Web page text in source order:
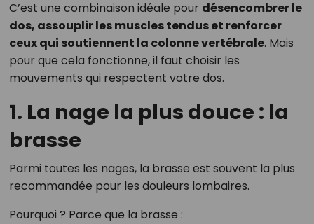
C’est une combinaison idéale pour désencombrer le
dos, assouplir les muscles tendus et renforcer
ceux qui soutiennent la colonne vertébrale. Mais
pour que cela fonctionne, il faut choisir les
mouvements qui respectent votre dos.
1. La nage la plus douce : la
brasse
Parmi toutes les nages, la brasse est souvent la plus
recommandée pour les douleurs lombaires.
Pourquoi ? Parce que la brasse :